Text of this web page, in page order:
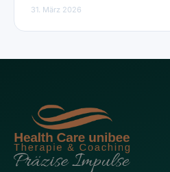
31. März 2026